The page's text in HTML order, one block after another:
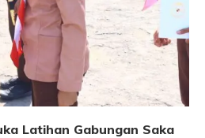
Latihan Gabungan Saka